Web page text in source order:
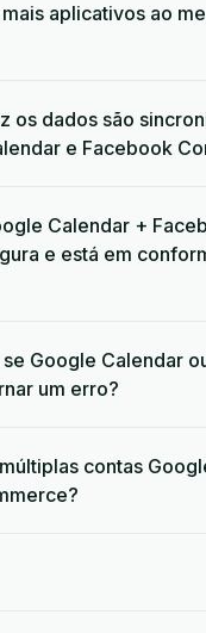
aplicativos ao
os dados são
e Facebook
Calendar +
e está em
Google Calendar
um erro?
contas